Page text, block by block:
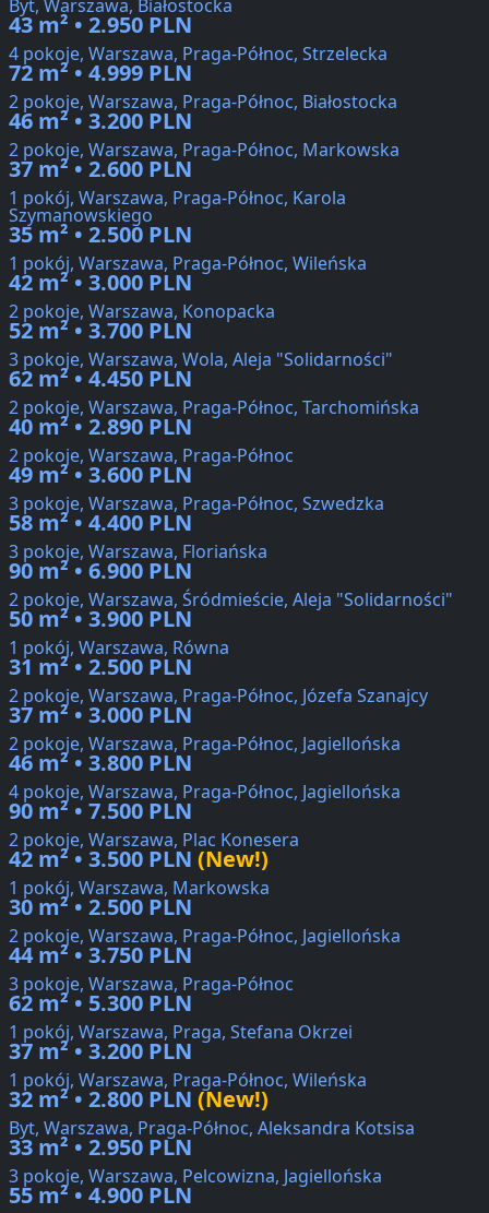
Byt, Warszawa, Białostocka
43 m² • 2.950 PLN
4 pokoje, Warszawa, Praga-Północ, Strzelecka
72 m² • 4.999 PLN
2 pokoje, Warszawa, Praga-Północ, Białostocka
46 m² • 3.200 PLN
2 pokoje, Warszawa, Praga-Północ, Markowska
37 m² • 2.600 PLN
1 pokój, Warszawa, Praga-Północ, Karola
Szymanowskiego
35 m² • 2.500 PLN
1 pokój, Warszawa, Praga-Północ, Wileńska
42 m² • 3.000 PLN
2 pokoje, Warszawa, Konopacka
52 m² • 3.700 PLN
3 pokoje, Warszawa, Wola, Aleja "Solidarności"
62 m² • 4.450 PLN
2 pokoje, Warszawa, Praga-Północ, Tarchomińska
40 m² • 2.890 PLN
2 pokoje, Warszawa, Praga-Północ
49 m² • 3.600 PLN
3 pokoje, Warszawa, Praga-Północ, Szwedzka
58 m² • 4.400 PLN
3 pokoje, Warszawa, Floriańska
90 m² • 6.900 PLN
2 pokoje, Warszawa, Śródmieście, Aleja "Solidarności"
50 m² • 3.900 PLN
1 pokój, Warszawa, Równa
31 m² • 2.500 PLN
2 pokoje, Warszawa, Praga-Północ, Józefa Szanajcy
37 m² • 3.000 PLN
2 pokoje, Warszawa, Praga-Północ, Jagiellońska
46 m² • 3.800 PLN
4 pokoje, Warszawa, Praga-Północ, Jagiellońska
90 m² • 7.500 PLN
2 pokoje, Warszawa, Plac Konesera
42 m² • 3.500 PLN (New!)
1 pokój, Warszawa, Markowska
30 m² • 2.500 PLN
2 pokoje, Warszawa, Praga-Północ, Jagiellońska
44 m² • 3.750 PLN
3 pokoje, Warszawa, Praga-Północ
62 m² • 5.300 PLN
1 pokój, Warszawa, Praga, Stefana Okrzei
37 m² • 3.200 PLN
1 pokój, Warszawa, Praga-Północ, Wileńska
32 m² • 2.800 PLN (New!)
Byt, Warszawa, Praga-Północ, Aleksandra Kotsisa
33 m² • 2.950 PLN
3 pokoje, Warszawa, Pelcowizna, Jagiellońska
55 m² • 4.900 PLN